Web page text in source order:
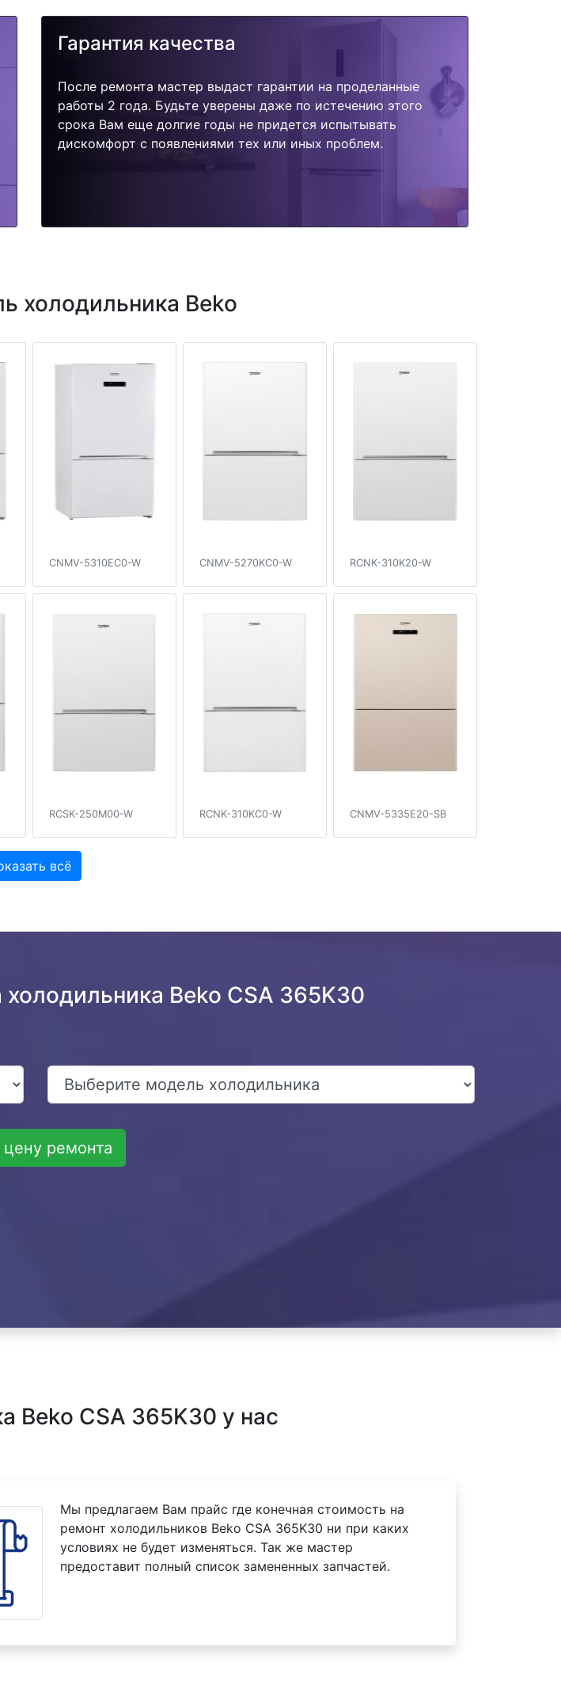
Гарантия качества
После ремонта мастер выдаст гарантии на проделанные
работы 2 года. Будьте уверены даже по истечению этого
срока Вам еще долгие годы не придется испытывать
дискомфорт с появлениями тех или иных проблем.
холодильника Beko
CNMV-5310EC0-W CNMV-5270KC0-W RCNK-310K20-W
RCSK-250M00-W RCNK-310KC0-W CNMV-5335E20-SB
всё
Beko CSA 365K30
цену ремонта
Beko CSA 365K30 у нас
Мы предлагаем Вам прайс где конечная стоимость на
ремонт холодильников Beko CSA 365K30 ни при каких
условиях не будет изменяться. Так же мастер
предоставит полный список замененных запчастей.